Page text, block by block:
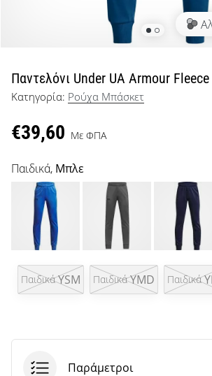
μπάσκετ
όπως
εμείς;
μαζί
ως
πρεσβευτής
της
μάρκας
μας.
Εμφάνιση
Παντελόνι Under UA Armour
Κατηγορία: Ρούχα Μπάσκετ
€39,60 Με ΦΠΑ
Παιδικά, Μπλε
Παιδικά YSM Παιδικά YMD Παιδικά
Παράμετροι